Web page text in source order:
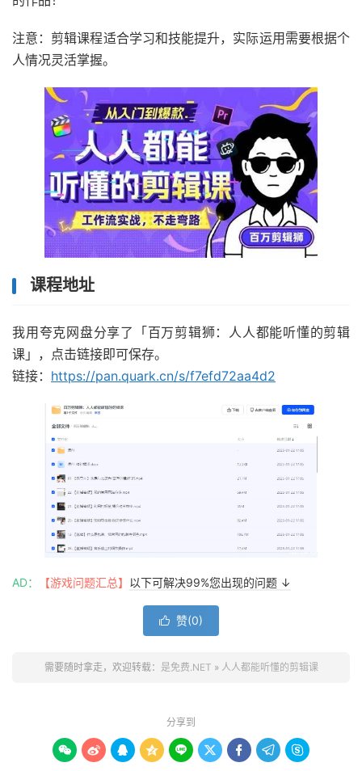
注意：剪辑课程适合学习和技能提升，实际运用需要根据个
人情况灵活掌握。
课程地址
我用夸克网盘分享了「百万剪辑狮：人人都能听懂的剪辑
课」，点击链接即可保存。
链接： https://pan.quark.cn/s/f7efd72aa4d2
AD： 【游戏问题汇总】 以下可解决99%您出现的问题 ↓
 赞(0)
需要随时拿走，欢迎转载： 是免费.NET » 人人都能听懂的剪辑课
分享到
        